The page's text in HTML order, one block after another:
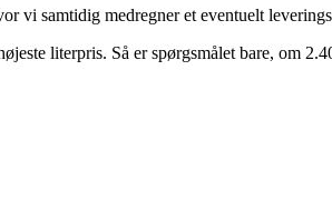
vi samtidig medregner et eventuelt
literpris. Så er spørgsmålet bare, om